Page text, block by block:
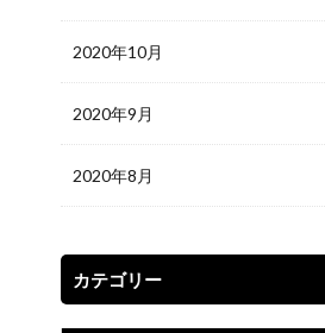
2020年10月
2020年9月
2020年8月
カテゴリー